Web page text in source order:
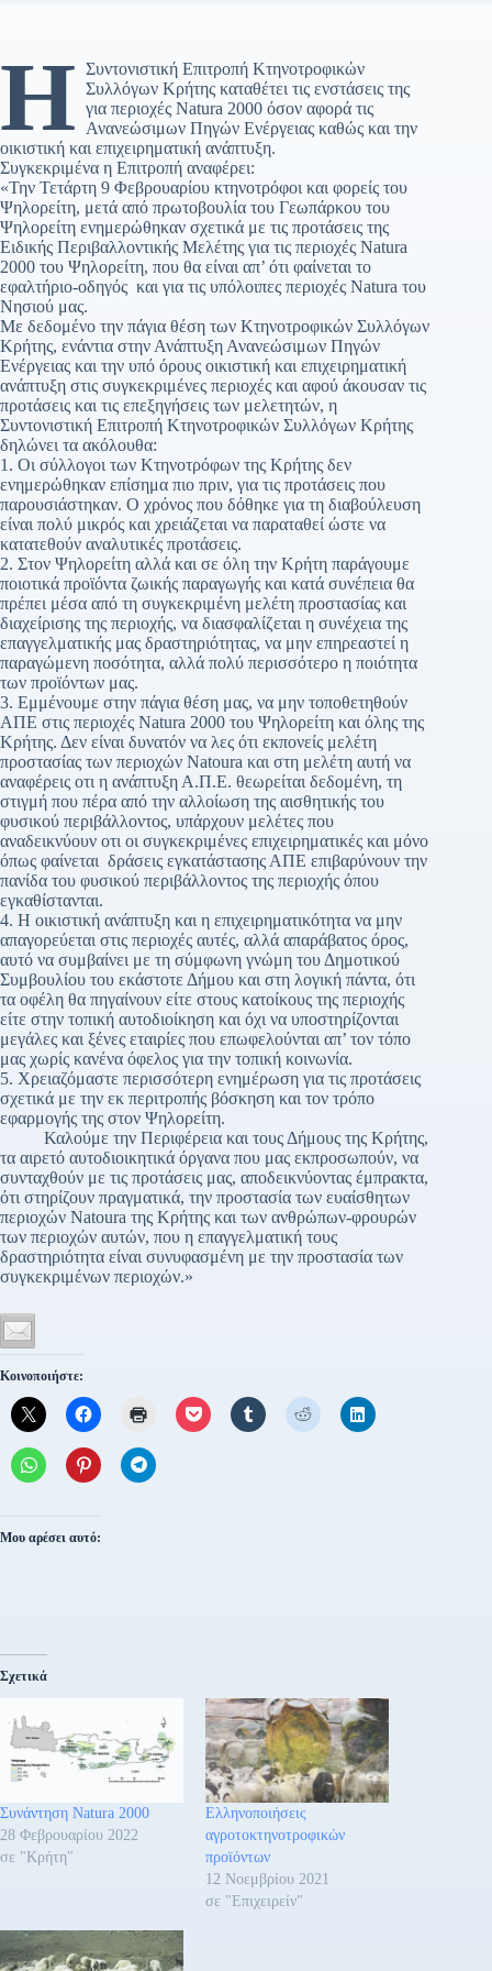
Η Συντονιστική Επιτροπή Κτηνοτροφικών
Συλλόγων Κρήτης καταθέτει τις ενστάσεις της
για περιοχές Natura 2000 όσον αφορά τις
Ανανεώσιμων Πηγών Ενέργειας καθώς και την
οικιστική και επιχειρηματική ανάπτυξη.
Συγκεκριμένα η Επιτροπή αναφέρει:
«Την Τετάρτη 9 Φεβρουαρίου κτηνοτρόφοι και φορείς του
Ψηλορείτη, μετά από πρωτοβουλία του Γεωπάρκου του
Ψηλορείτη ενημερώθηκαν σχετικά με τις προτάσεις της
Ειδικής Περιβαλλοντικής Μελέτης για τις περιοχές Natura
2000 του Ψηλορείτη, που θα είναι απ’ ότι φαίνεται το
εφαλτήριο-οδηγός και για τις υπόλοιπες περιοχές Νatura του
Νησιού μας.
Με δεδομένο την πάγια θέση των Κτηνοτροφικών Συλλόγων
Κρήτης, ενάντια στην Ανάπτυξη Ανανεώσιμων Πηγών
Ενέργειας και την υπό όρους οικιστική και επιχειρηματική
ανάπτυξη στις συγκεκριμένες περιοχές και αφού άκουσαν τις
προτάσεις και τις επεξηγήσεις των μελετητών, η
Συντονιστική Επιτροπή Κτηνοτροφικών Συλλόγων Κρήτης
δηλώνει τα ακόλουθα:
1. Οι σύλλογοι των Κτηνοτρόφων της Κρήτης δεν
ενημερώθηκαν επίσημα πιο πριν, για τις προτάσεις που
παρουσιάστηκαν. Ο χρόνος που δόθηκε για τη διαβούλευση
είναι πολύ μικρός και χρειάζεται να παραταθεί ώστε να
κατατεθούν αναλυτικές προτάσεις.
2. Στον Ψηλορείτη αλλά και σε όλη την Κρήτη παράγουμε
ποιοτικά προϊόντα ζωικής παραγωγής και κατά συνέπεια θα
πρέπει μέσα από τη συγκεκριμένη μελέτη προστασίας και
διαχείρισης της περιοχής, να διασφαλίζεται η συνέχεια της
επαγγελματικής μας δραστηριότητας, να μην επηρεαστεί η
παραγώμενη ποσότητα, αλλά πολύ περισσότερο η ποιότητα
των προϊόντων μας.
3. Εμμένουμε στην πάγια θέση μας, να μην τοποθετηθούν
ΑΠΕ στις περιοχές Natura 2000 του Ψηλορείτη και όλης της
Κρήτης. Δεν είναι δυνατόν να λες ότι εκπονείς μελέτη
προστασίας των περιοχών Natoura και στη μελέτη αυτή να
αναφέρεις οτι η ανάπτυξη Α.Π.Ε. θεωρείται δεδομένη, τη
στιγμή που πέρα από την αλλοίωση της αισθητικής του
φυσικού περιβάλλοντος, υπάρχουν μελέτες που
αναδεικνύουν οτι οι συγκεκριμένες επιχειρηματικές και μόνο
όπως φαίνεται δράσεις εγκατάστασης ΑΠΕ επιβαρύνουν την
πανίδα του φυσικού περιβάλλοντος της περιοχής όπου
εγκαθίστανται.
4. Η οικιστική ανάπτυξη και η επιχειρηματικότητα να μην
απαγορεύεται στις περιοχές αυτές, αλλά απαράβατος όρος,
αυτό να συμβαίνει με τη σύμφωνη γνώμη του Δημοτικού
Συμβουλίου του εκάστοτε Δήμου και στη λογική πάντα, ότι
τα οφέλη θα πηγαίνουν είτε στους κατοίκους της περιοχής
είτε στην τοπική αυτοδιοίκηση και όχι να υποστηρίζονται
μεγάλες και ξένες εταιρίες που επωφελούνται απ’ τον τόπο
μας χωρίς κανένα όφελος για την τοπική κοινωνία.
5. Χρειαζόμαστε περισσότερη ενημέρωση για τις προτάσεις
σχετικά με την εκ περιτροπής βόσκηση και τον τρόπο
εφαρμογής της στον Ψηλορείτη.
Καλούμε την Περιφέρεια και τους Δήμους της Κρήτης,
τα αιρετό αυτοδιοικητικά όργανα που μας εκπροσωπούν, να
συνταχθούν με τις προτάσεις μας, αποδεικνύοντας έμπρακτα,
ότι στηρίζουν πραγματικά, την προστασία των ευαίσθητων
περιοχών Νatoura της Κρήτης και των ανθρώπων-φρουρών
των περιοχών αυτών, που η επαγγελματική τους
δραστηριότητα είναι συνυφασμένη με την προστασία των
συγκεκριμένων περιοχών.»
Κοινοποιήστε:
Μου αρέσει αυτό:
Σχετικά
Συνάντηση Natura 2000
28 Φεβρουαρίου 2022
σε "Κρήτη"
Ελληνοποιήσεις
αγροτοκτηνοτροφικών
προϊόντων
12 Νοεμβρίου 2021
σε "Επιχειρείν"